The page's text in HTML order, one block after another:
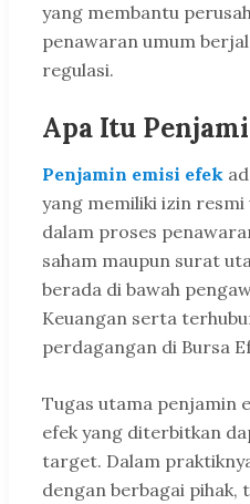
yang membantu
penawaran umum
regulasi.
Apa Itu
Penjamin emisi efek
yang memiliki izin
dalam proses
saham maupun surat
berada di bawah
Keuangan serta
perdagangan di Bursa
Tugas utama penjamin
efek yang diterbitkan
target. Dalam
dengan berbagai pihak,